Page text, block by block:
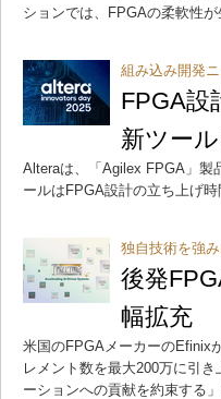
ションでは、FPGAの柔軟性が
組み込み開発ニ
FPGA設
新ツー
Alteraは、「Agilex FPGA」製
ールはFPGA設計の立ち上げ
独自技術を強
後発
幅拡充
米国のFPGAメーカーのEfinix
レメント数を最大200万に引
ーションへの貢献を約束する